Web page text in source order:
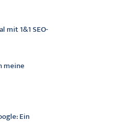
mit 1&1 SEO-
meine
Ein